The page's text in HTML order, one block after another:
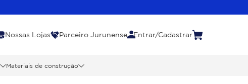
Nossas Lojas Parceiro Jurunense Entrar/Cadastrar
Materiais de construção